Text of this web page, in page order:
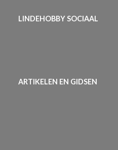
LINDEHOBBY SOCIAAL
ARTIKELEN EN GIDSEN